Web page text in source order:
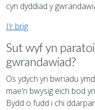
cyn dyddiad y
I'r brig
Sut wyf yn
gwrandawiad?
Os ydych yn bwriadu
mae'n bwysig eich bod
Bydd o fudd i chi